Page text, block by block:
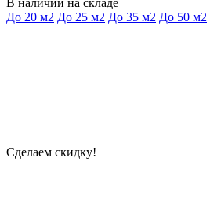
До 20 м2 До 25 м2 До 35 м2 До 50 м2
Сделаем скидку!